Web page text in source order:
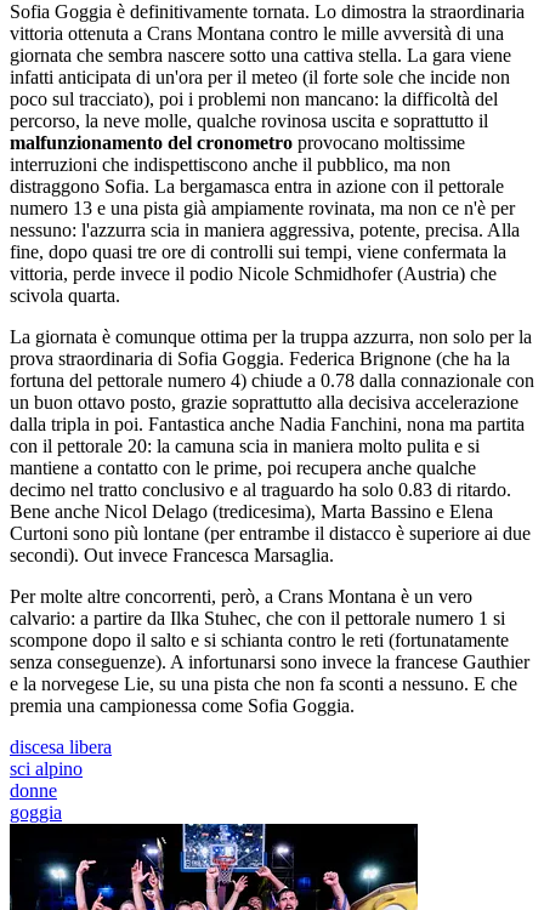
Sofia Goggia è definitivamente tornata. Lo dimostra la straordinaria
vittoria ottenuta a Crans Montana contro le mille avversità di una
giornata che sembra nascere sotto una cattiva stella. La gara viene
infatti anticipata di un'ora per il meteo (il forte sole che incide non
poco sul tracciato), poi i problemi non mancano: la difficoltà del
percorso, la neve molle, qualche rovinosa uscita e soprattutto il
malfunzionamento del cronometro provocano moltissime
interruzioni che indispettiscono anche il pubblico, ma non
distraggono Sofia. La bergamasca entra in azione con il pettorale
numero 13 e una pista già ampiamente rovinata, ma non ce n'è per
nessuno: l'azzurra scia in maniera aggressiva, potente, precisa. Alla
fine, dopo quasi tre ore di controlli sui tempi, viene confermata la
vittoria, perde invece il podio Nicole Schmidhofer (Austria) che
scivola quarta.
La giornata è comunque ottima per la truppa azzurra, non solo per la
prova straordinaria di Sofia Goggia. Federica Brignone (che ha la
fortuna del pettorale numero 4) chiude a 0.78 dalla connazionale con
un buon ottavo posto, grazie soprattutto alla decisiva accelerazione
dalla tripla in poi. Fantastica anche Nadia Fanchini, nona ma partita
con il pettorale 20: la camuna scia in maniera molto pulita e si
mantiene a contatto con le prime, poi recupera anche qualche
decimo nel tratto conclusivo e al traguardo ha solo 0.83 di ritardo.
Bene anche Nicol Delago (tredicesima), Marta Bassino e Elena
Curtoni sono più lontane (per entrambe il distacco è superiore ai due
secondi). Out invece Francesca Marsaglia.
Per molte altre concorrenti, però, a Crans Montana è un vero
calvario: a partire da Ilka Stuhec, che con il pettorale numero 1 si
scompone dopo il salto e si schianta contro le reti (fortunatamente
senza conseguenze). A infortunarsi sono invece la francese Gauthier
e la norvegese Lie, su una pista che non fa sconti a nessuno. E che
premia una campionessa come Sofia Goggia.
discesa libera
sci alpino
donne
goggia